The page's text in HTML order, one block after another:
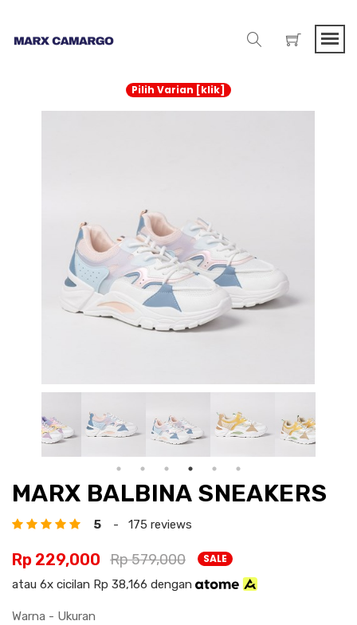
Pilih Varian [klik]
MARX BALBINA SNEAKERS
5 - 175 reviews
Rp 229,000 Rp 579,000 SALE
atau 6x cicilan Rp 38,166 dengan
Warna - Ukuran